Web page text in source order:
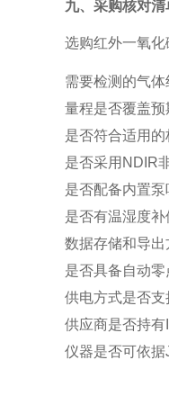
九、采购核对清
选购红外一氧化
需要检测的气
量程是否覆盖
是否符合适用
是否采用 NDIR
是否配备内置
是否有温湿度
数据存储和导
是否具备自动
供电方式是否
供应商是否持有
仪器是否可依据